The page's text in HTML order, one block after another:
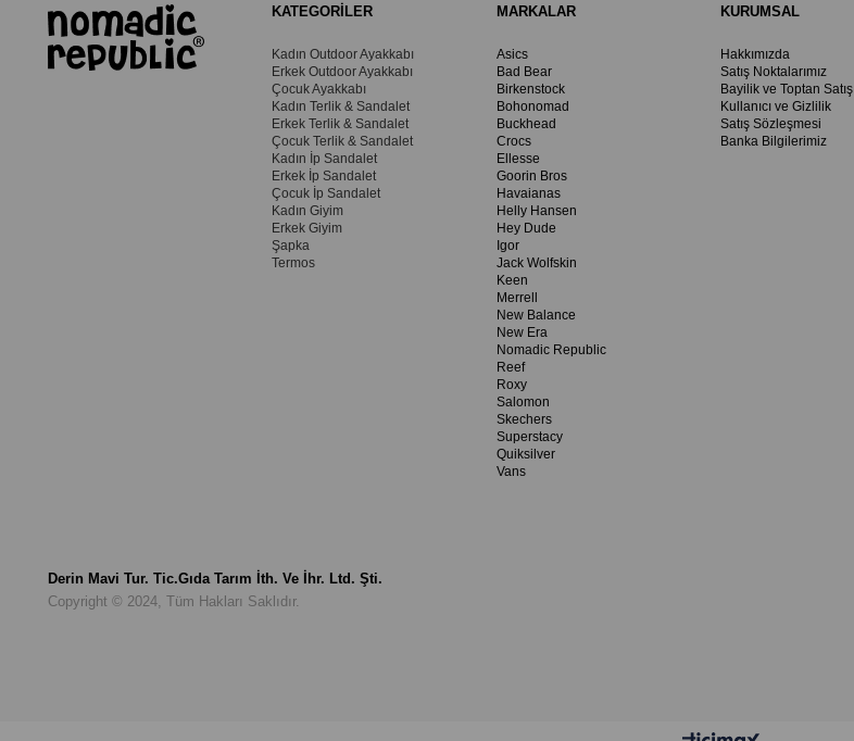
KATEGORİLER
Kadın Outdoor Ayakkabı
Erkek Outdoor Ayakkabı
Çocuk Ayakkabı
Kadın Terlik & Sandalet
Erkek Terlik & Sandalet
Çocuk Terlik & Sandalet
Kadın İp Sandalet
Erkek İp Sandalet
Çocuk İp Sandalet
Kadın Giyim
Erkek Giyim
Şapka
Termos
MARKALAR
Asics
Bad Bear
Birkenstock
Bohonomad
Buckhead
Crocs
Ellesse
Goorin Bros
Havaianas
Helly Hansen
Hey Dude
Igor
Jack Wolfskin
Keen
Merrell
New Balance
New Era
Nomadic Republic
Reef
Roxy
Salomon
Skechers
Superstacy
Quiksilver
Vans
KURUMSAL
Hakkımızda
Satış Noktalarımız
Bayilik ve Toptan Satış
Kullanıcı ve Gizlilik
Satış Sözleşmesi
Banka Bilgilerimiz
Derin Mavi Tur. Tic.Gıda Tarım İth. Ve İhr. Ltd. Şti.
Copyright © 2024, Tüm Hakları Saklıdır.